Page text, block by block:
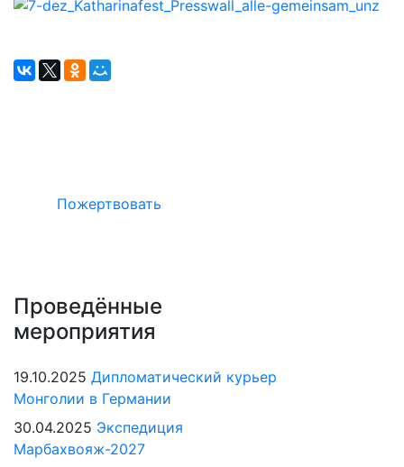
Пожертвовать
Проведённые
мероприятия
19.10.2025 Дипломатический курьер
Монголии в Германии
30.04.2025 Экспедиция
Марбахвояж-2027